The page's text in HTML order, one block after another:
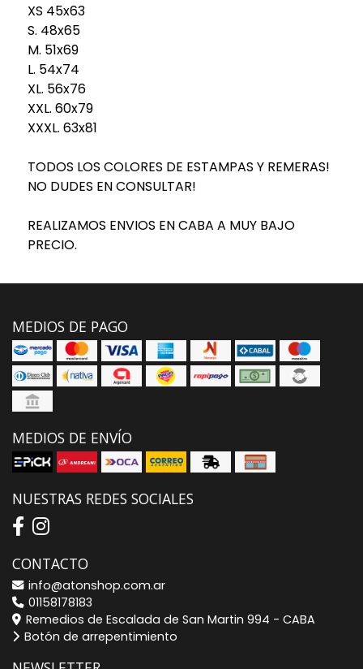
XS 45x63
S. 48x65
M. 51x69
L. 54x74
XL. 56x76
XXL. 60x79
XXXL. 63x81
TODOS LOS COLORES DE ESTAMPAS Y REMERAS!
NO DUDES EN CONSULTAR!
REALIZAMOS ENVIOS EN CABA A MUY BAJO
PRECIO.
MEDIOS DE PAGO
MEDIOS DE ENVÍO
NUESTRAS REDES SOCIALES
CONTACTO
info@atonshop.com.ar
01158178183
Remedios de Escalada de San Martin 994 - CABA
Botón de arrepentimiento